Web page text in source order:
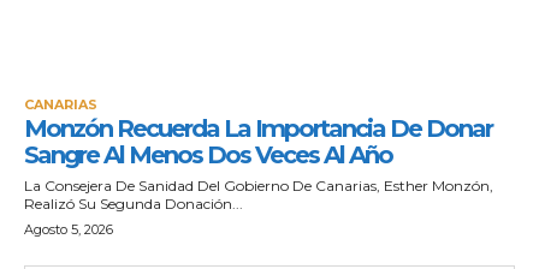
CANARIAS
Monzón Recuerda La Importancia De Donar
Sangre Al Menos Dos Veces Al Año
La Consejera De Sanidad Del Gobierno De Canarias, Esther Monzón,
Realizó Su Segunda Donación...
Agosto 5, 2026